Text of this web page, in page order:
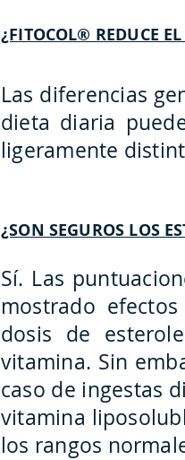
¿FITOCOL® REDUCE
Las diferencias
dieta diaria
ligeramente
¿SON SEGUROS LOS
Sí. Las
mostrado
dosis de
vitamina. Sin
caso de ingestas
vitamina
los rangos